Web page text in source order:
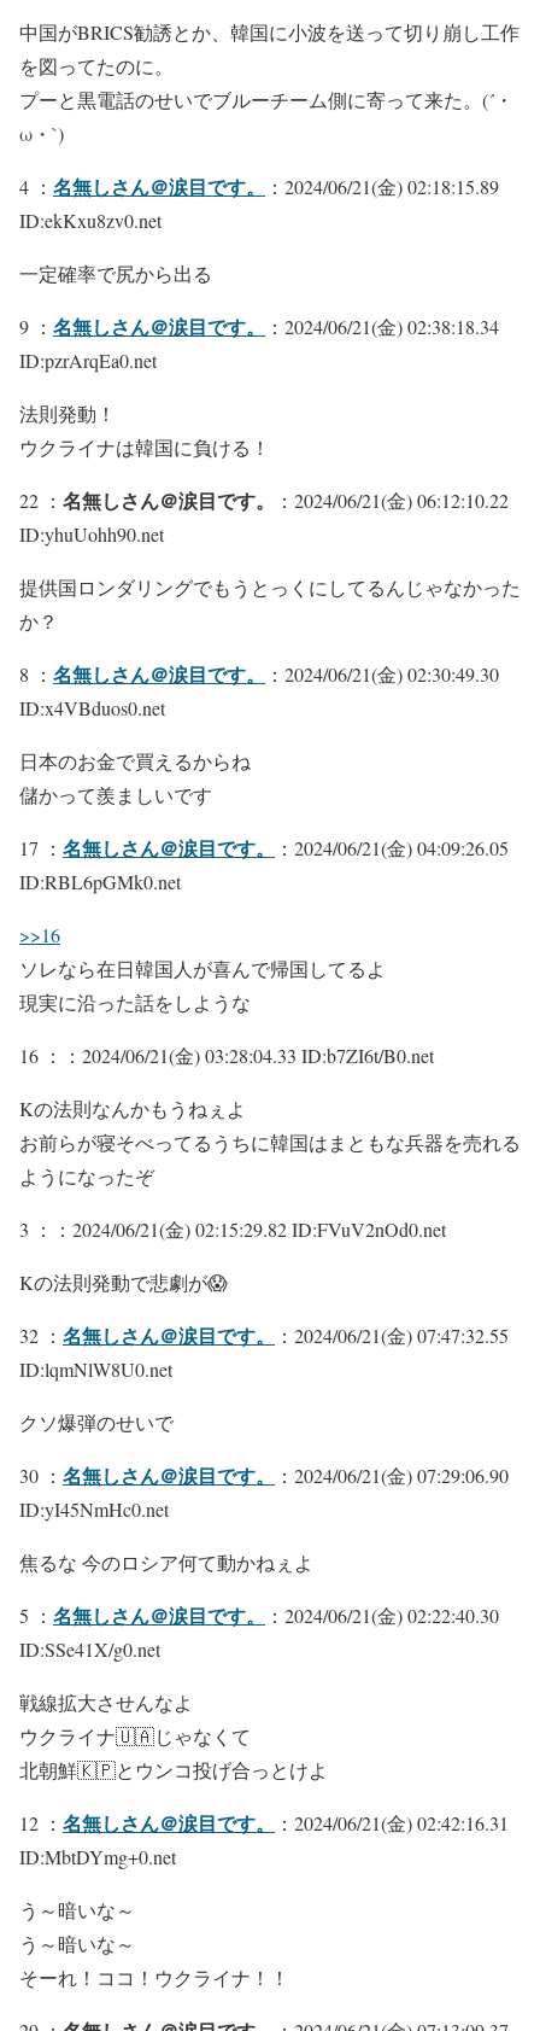
中国がBRICS勧誘とか、韓国に小波を送って切り崩し工作
を図ってたのに。
プーと黒電話のせいでブルーチーム側に寄って来た。(´・
ω・`)
4 ： 名無しさん＠涙目です。
：2024/06/21(金) 02:18:15.89
ID:ekKxu8zv0.net
一定確率で尻から出る
9 ： 名無しさん＠涙目です。
：2024/06/21(金) 02:38:18.34
ID:pzrArqEa0.net
法則発動！
ウクライナは韓国に負ける！
22 ： 名無しさん＠涙目です。
：2024/06/21(金) 06:12:10.22
ID:yhuUohh90.net
提供国ロンダリングでもうとっくにしてるんじゃなかった
か？
8 ： 名無しさん＠涙目です。
：2024/06/21(金) 02:30:49.30
ID:x4VBduos0.net
日本のお金で買えるからね
儲かって羨ましいです
17 ： 名無しさん＠涙目です。
：2024/06/21(金) 04:09:26.05
ID:RBL6pGMk0.net
>>16
ソレなら在日韓国人が喜んで帰国してるよ
現実に沿った話をしような
16 ： ：2024/06/21(金) 03:28:04.33 ID:b7ZI6t/B0.net
Kの法則なんかもうねぇよ
お前らが寝そべってるうちに韓国はまともな兵器を売れる
ようになったぞ
3 ： ：2024/06/21(金) 02:15:29.82 ID:FVuV2nOd0.net
Kの法則発動で悲劇が😱
32 ： 名無しさん＠涙目です。
：2024/06/21(金) 07:47:32.55
ID:lqmNlW8U0.net
クソ爆弾のせいで
30 ： 名無しさん＠涙目です。
：2024/06/21(金) 07:29:06.90
ID:yI45NmHc0.net
焦るな 今のロシア何て動かねぇよ
5 ： 名無しさん＠涙目です。
：2024/06/21(金) 02:22:40.30
ID:SSe41X/g0.net
戦線拡大させんなよ
ウクライナ🇺🇦じゃなくて
北朝鮮🇰🇵とウンコ投げ合っとけよ
12 ： 名無しさん＠涙目です。
：2024/06/21(金) 02:42:16.31
ID:MbtDYmg+0.net
う～暗いな～
う～暗いな～
そーれ！ココ！ウクライナ！！